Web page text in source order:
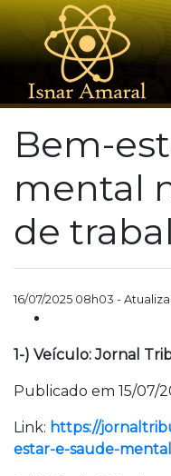
Bem-
mental
de
16/07/2025 08h03 -
1-) Veículo: Jornal
Publicado em 15/07/
Link: https://
estar-e-saude-